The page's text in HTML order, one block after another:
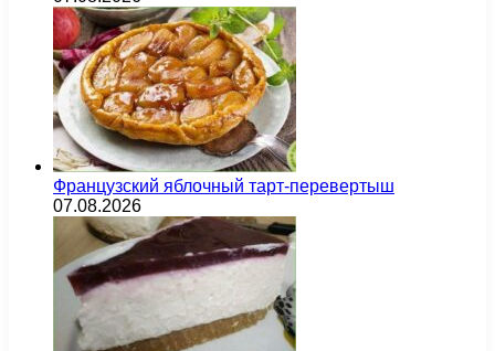
Французский яблочный тарт-перевертыш
07.08.2026